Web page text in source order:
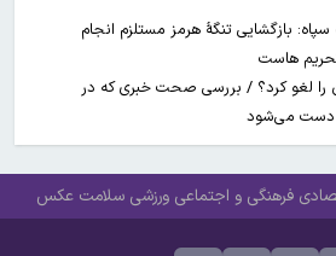
بازگشایی تنگۀ هرمز مستلزم انجام
هاست
را لغو کرد؟ / بررسی صحت خبری که در
دست می‌شود
فرهنگی و اجتماعی ورزشی سلامت عکس